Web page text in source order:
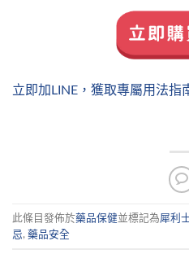
立即加LINE，獲取專屬用法指
此條目發佈於藥品保健並標記為犀利
忌, 藥品安全